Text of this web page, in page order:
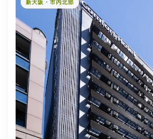
新大阪・市内北部